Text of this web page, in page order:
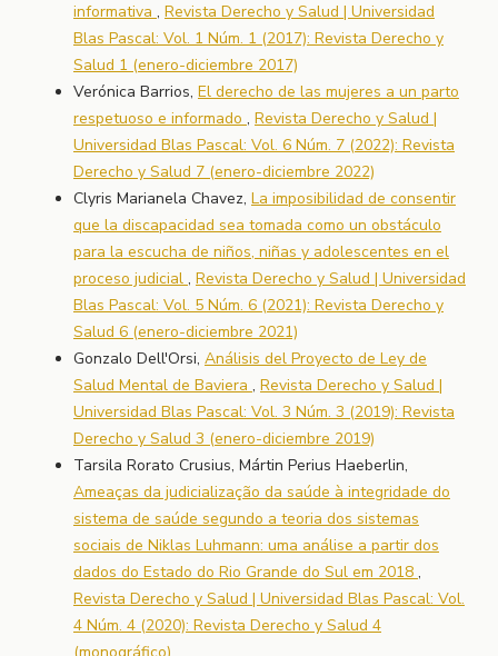
informativa , Revista Derecho y Salud | Universidad
Blas Pascal: Vol. 1 Núm. 1 (2017): Revista Derecho y
Salud 1 (enero-diciembre 2017)
Verónica Barrios, El derecho de las mujeres a un parto
respetuoso e informado , Revista Derecho y Salud |
Universidad Blas Pascal: Vol. 6 Núm. 7 (2022): Revista
Derecho y Salud 7 (enero-diciembre 2022)
Clyris Marianela Chavez, La imposibilidad de consentir
que la discapacidad sea tomada como un obstáculo
para la escucha de niños, niñas y adolescentes en el
proceso judicial , Revista Derecho y Salud | Universidad
Blas Pascal: Vol. 5 Núm. 6 (2021): Revista Derecho y
Salud 6 (enero-diciembre 2021)
Gonzalo Dell'Orsi, Análisis del Proyecto de Ley de
Salud Mental de Baviera , Revista Derecho y Salud |
Universidad Blas Pascal: Vol. 3 Núm. 3 (2019): Revista
Derecho y Salud 3 (enero-diciembre 2019)
Tarsila Rorato Crusius, Mártin Perius Haeberlin,
Ameaças da judicialização da saúde à integridade do
sistema de saúde segundo a teoria dos sistemas
sociais de Niklas Luhmann: uma análise a partir dos
dados do Estado do Rio Grande do Sul em 2018 ,
Revista Derecho y Salud | Universidad Blas Pascal: Vol.
4 Núm. 4 (2020): Revista Derecho y Salud 4